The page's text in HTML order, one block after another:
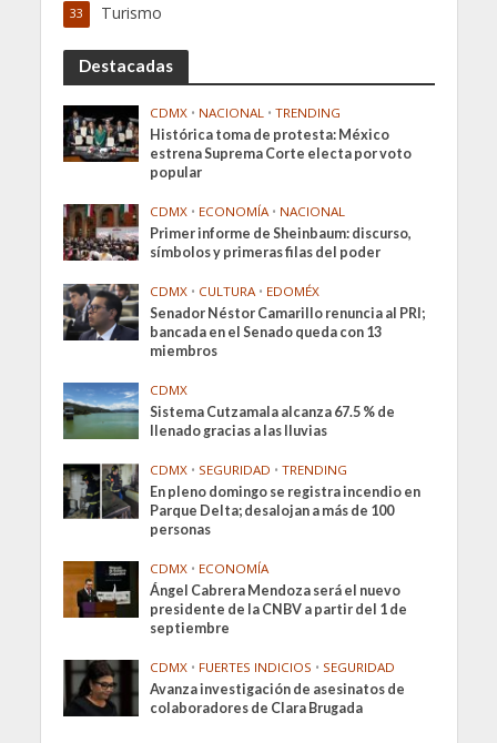
Turismo
33
Destacadas
CDMX • NACIONAL • TRENDING
Histórica toma de protesta: México
estrena Suprema Corte electa por voto
popular
CDMX • ECONOMÍA • NACIONAL
Primer informe de Sheinbaum: discurso,
símbolos y primeras filas del poder
CDMX • CULTURA • EDOMÉX
Senador Néstor Camarillo renuncia al PRI;
bancada en el Senado queda con 13
miembros
CDMX
Sistema Cutzamala alcanza 67.5 % de
llenado gracias a las lluvias
CDMX • SEGURIDAD • TRENDING
En pleno domingo se registra incendio en
Parque Delta; desalojan a más de 100
personas
CDMX • ECONOMÍA
Ángel Cabrera Mendoza será el nuevo
presidente de la CNBV a partir del 1 de
septiembre
CDMX • FUERTES INDICIOS • SEGURIDAD
Avanza investigación de asesinatos de
colaboradores de Clara Brugada